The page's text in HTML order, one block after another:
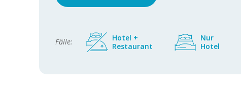
Fälle:
Hotel +
Restaurant
Nur
Hotel